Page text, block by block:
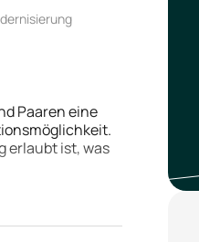
Paaren eine
erlaubt ist, was
für